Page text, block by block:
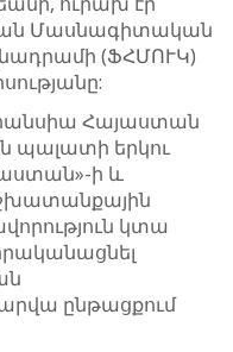
Մասնագիտական
(ՖՀՄՈՒԿ)
Հայաստան
պալատի երկու
ի և
կտա
ընթացքում